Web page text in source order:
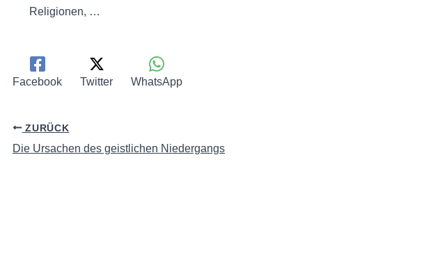
Religionen, …
Facebook Twitter WhatsApp
ZURÜCK
Die Ursachen des geistlichen Niedergangs